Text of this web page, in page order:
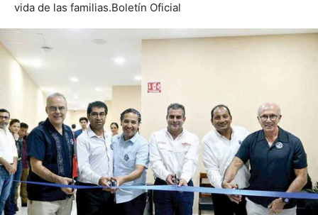
vida de las familias.Boletín Oficial